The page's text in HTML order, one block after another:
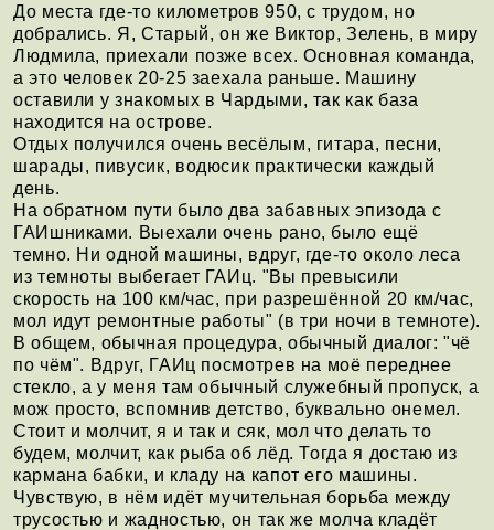
До места где-то километров 950, с трудом, но
добрались. Я, Старый, он же Виктор, Зелень, в миру
Людмила, приехали позже всех. Основная команда,
а это человек 20-25 заехала раньше. Машину
оставили у знакомых в Чардыми, так как база
находится на острове.
Отдых получился очень весёлым, гитара, песни,
шарады, пивусик, водюсик практически каждый
день.
На обратном пути было два забавных эпизода с
ГАИшниками. Выехали очень рано, было ещё
темно. Ни одной машины, вдруг, где-то около леса
из темноты выбегает ГАИц. "Вы превысили
скорость на 100 км/час, при разрешённой 20 км/час,
мол идут ремонтные работы" (в три ночи в темноте).
В общем, обычная процедура, обычный диалог: "чё
по чём". Вдруг, ГАИц посмотрев на моё переднее
стекло, а у меня там обычный служебный пропуск, а
мож просто, вспомнив детство, буквально онемел.
Стоит и молчит, я и так и сяк, мол что делать то
будем, молчит, как рыба об лёд. Тогда я достаю из
кармана бабки, и кладу на капот его машины.
Чувствую, в нём идёт мучительная борьба между
трусостью и жадностью, он так же молча кладёт